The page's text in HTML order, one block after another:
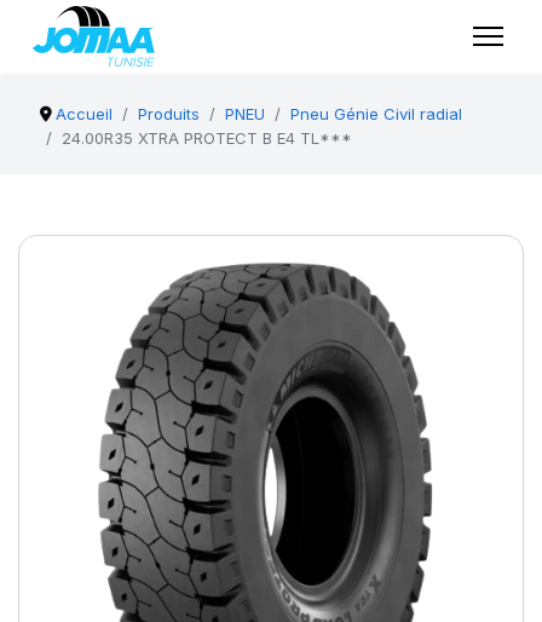
Accueil Produits PNEU
Pneu Génie Civil radial
24.00R35 XTRA PROTECT B E4 TL***